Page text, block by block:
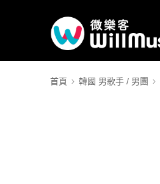
首頁 韓國 男歌手 / 男團